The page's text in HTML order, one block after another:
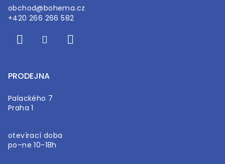
obchod@bohema.cz
+420 266 266 582
PRODEJNA
Palackého 7
Praha 1
otevírací doba
po–ne 10-18h